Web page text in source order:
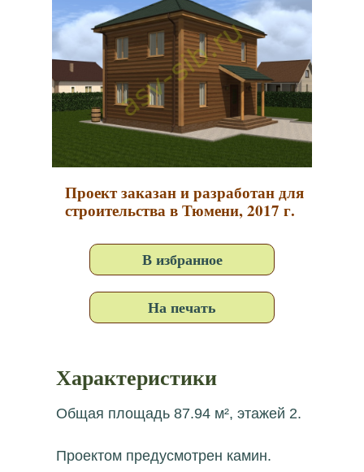
Проект заказан и разработан для
строительства в Тюмени, 2017 г.
В избранное
На печать
Характеристики
Общая площадь 87.94 м², этажей 2.
Проектом предусмотрен камин.